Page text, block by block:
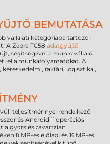
BEMUTATÁSA
vállalati kategóriába tartozó
A Zebra TC58 adatgyűjtő
segítségével a munkavállaló
el a munkafolyamatokat. A
kereskedelmi, raktári, logisztikai,
teljesítménnyel rendelkező
és Android 11 operációs
a gyors és zavartalan
8 MP-es előlapi és 16 MP-es